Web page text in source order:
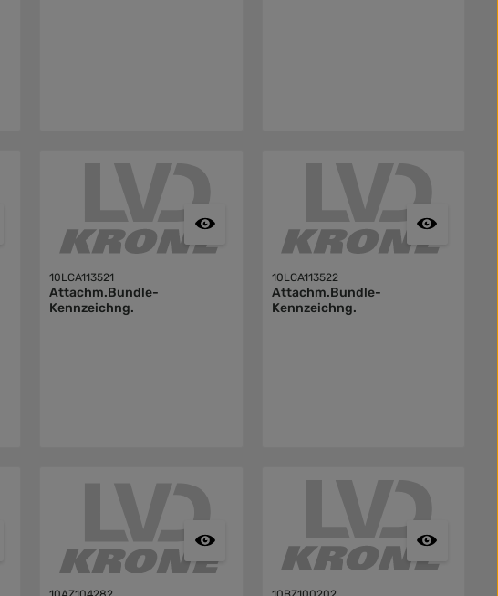
10LCA113521
Attachm.Bundle-
Kennzeichng.
10LCA113522
Attachm.Bundle-
Kennzeichng.